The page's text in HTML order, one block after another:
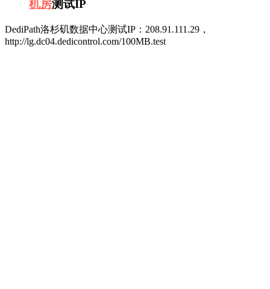
机房测试IP
DediPath洛杉矶数据中心测试IP：208.91.111.29，
http://lg.dc04.dedicontrol.com/100MB.test